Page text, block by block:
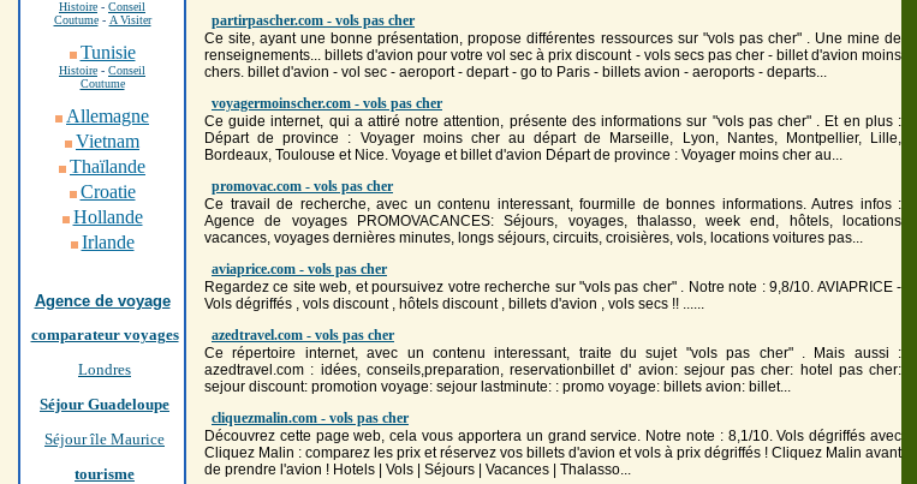
Histoire - Conseil
Coutume- A Visiter
Tunisie
Histoire - Conseil
Coutume
Allemagne
Vietnam
Thaïlande
Croatie
Hollande
Irlande
Agence de voyage
comparateur voyages
Londres
Séjour Guadeloupe
Séjour île Maurice
tourisme
partirpascher.com - vols pas cher
Ce site, ayant une bonne présentation, propose différentes ressources sur "vols pas cher" . Une mine de
renseignements... billets d'avion pour votre vol sec à prix discount - volssecs pas cher- billet d'avion moins
chers. billet d'avion - vol sec - aeroport - depart - go to Paris - billets avion - aeroports - departs...
voyagermoinscher.com - vols pas cher
Ce guide internet, qui a attiré notre attention, présente des informations sur "vols pas cher" . Et en plus :
Départ de province : Voyager moins cherau départ de Marseille, Lyon, Nantes, Montpellier, Lille,
Bordeaux, Toulouse et Nice. Voyage et billet d'avion Départ de province : Voyager moins cher au...
promovac.com - vols pas cher
Ce travail de recherche, avec un contenu interessant, fourmille de bonnes informations. Autres infos :
Agence de voyages PROMOVACANCES: Séjours, voyages, thalasso, week end, hôtels, locations
vacances, voyages dernières minutes, longs séjours, circuits, croisières, vols, locations voitures pas...
aviaprice.com - vols pas cher
Regardez ce site web, et poursuivez votre recherche sur "vols pas cher" . Notre note : 9,8/10. AVIAPRICE -
Vols dégriffés , vols discount , hôtels discount , billets d'avion , vols secs !! ......
azedtravel.com - vols pas cher
Ce répertoire internet, avec un contenu interessant, traite du sujet "vols pas cher" . Mais aussi :
azedtravel.com : idées, conseils,preparation, reservationbillet d' avion: sejour pascher: hotel pas cher:
sejour discount: promotion voyage: sejour lastminute: : promo voyage: billets avion: billet...
cliquezmalin.com - vols pas cher
Découvrez cette page web, cela vous apportera un grand service. Notre note : 8,1/10.Vols dégriffés avec
Cliquez Malin : comparez les prix et réservez vos billets d'avion etvols à prix dégriffés ! Cliquez Malin avant
de prendre l'avion ! Hotels | Vols | Séjours | Vacances | Thalasso...